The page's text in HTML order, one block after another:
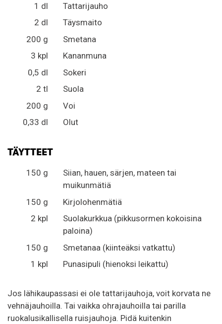
1 dl
Tattarijauho
2 dl
Täysmaito
200 g
Smetana
3 kpl
Kananmuna
0,5 dl
Sokeri
2 tl
Suola
200 g
Voi
0,33 dl
Olut
TÄYTTEET
150 g
Siian, hauen, särjen, mateen tai
muikunmätiä
150 g
Kirjolohenmätiä
2 kpl
Suolakurkkua (pikkusormen kokoisina
paloina)
150 g
Smetanaa (kiinteäksi vatkattu)
1 kpl
Punasipuli (hienoksi leikattu)
Jos lähikaupassasi ei ole tattarijauhoja, voit korvata ne
vehnäjauhoilla. Tai vaikka ohrajauhoilla tai parilla
ruokalusikallisella ruisjauhoja. Pidä kuitenkin